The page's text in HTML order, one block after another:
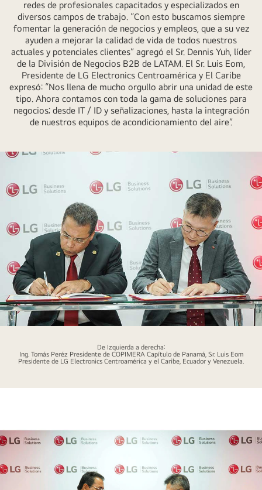
redes de profesionales capacitados y especializados en
diversos campos de trabajo. “Con esto buscamos siempre
fomentar la generación de negocios y empleos, que a su vez
ayuden a mejorar la calidad de vida de todos nuestros
actuales y potenciales clientes” agregó el Sr. Dennis Yuh, líder
de la División de Negocios B2B de LATAM. El Sr. Luis Eom,
Presidente de LG Electronics Centroamérica y El Caribe
expresó: “Nos llena de mucho orgullo abrir una unidad de este
tipo. Ahora contamos con toda la gama de soluciones para
negocios; desde IT / ID y señalizaciones, hasta la integración
de nuestros equipos de acondicionamiento del aire”.
De Izquierda a derecha:
Ing. Tomás Peréz Presidente de COPIMERA Capítulo de Panamá, Sr. Luis Eom
Presidente de LG Electronics Centroamérica y el Caribe, Ecuador y Venezuela.